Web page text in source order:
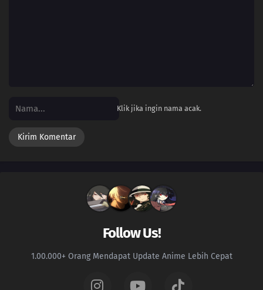
Klik jika ingin nama acak.
Follow Us!
1.00.000+ Orang Mendapat Update Anime Lebih Cepat